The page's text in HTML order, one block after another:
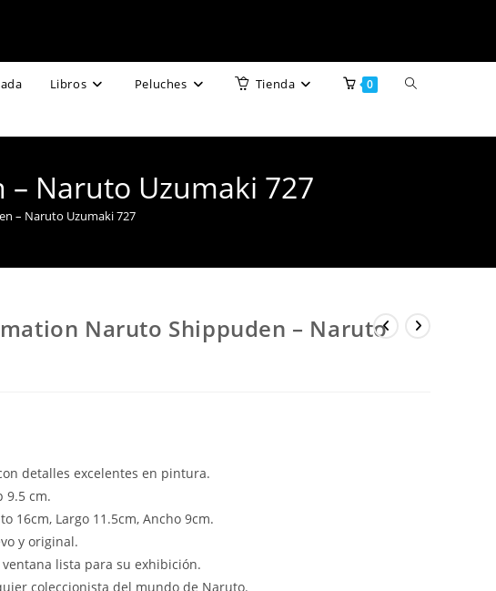
Libros Peluches Tienda 0 Alternar
Naruto Uzumaki 727
– Naruto Uzumaki 727
Naruto Shippuden – Naruto
detalles excelentes en pintura.
9.5 cm.
16cm, Largo 11.5cm, Ancho 9cm.
y original.
lista para su exhibición.
coleccionista del mundo de Naruto.